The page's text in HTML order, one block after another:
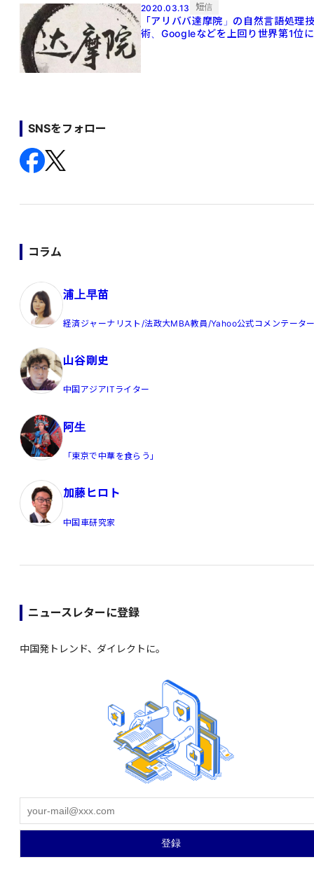
2020.03.13 短信
「アリババ達摩院」の自然言語処理
術、Googleなどを上回り世界第1位に
SNSをフォロー
コラム
浦上早苗
経済ジャーナリスト/法政大MBA教員/Yahoo公式コメンテータ
山谷剛史
中国アジアITライター
阿生
「東京で中華を食らう」
加藤ヒロト
中国車研究家
ニュースレターに登録
中国発トレンド、ダイレクトに。